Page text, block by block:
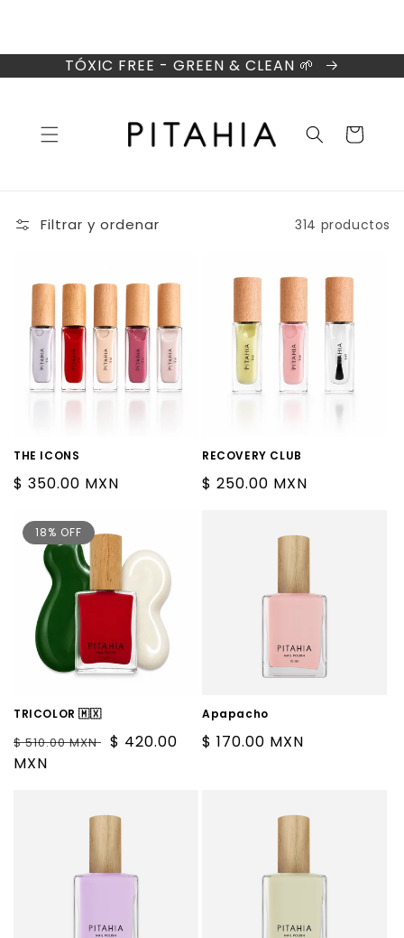
TÓXIC FREE - GREEN & CLEAN 🌱
Carrito
Filtrar y ordenar 314 productos
THE ICONS
Precio
$ 350.00 MXN
RECOVERY CLUB
Precio
$ 250.00 MXN
18% OFF
TRICOLOR 🇲🇽
Precio
habitual
$ 510.00 MXN Precio
$ 420.00
MXN
Apapacho
Precio
$ 170.00 MXN